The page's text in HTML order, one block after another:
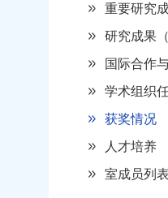
重要研究
研究成果
国际合作
学术组织
获奖情况
人才培养
室成员列表